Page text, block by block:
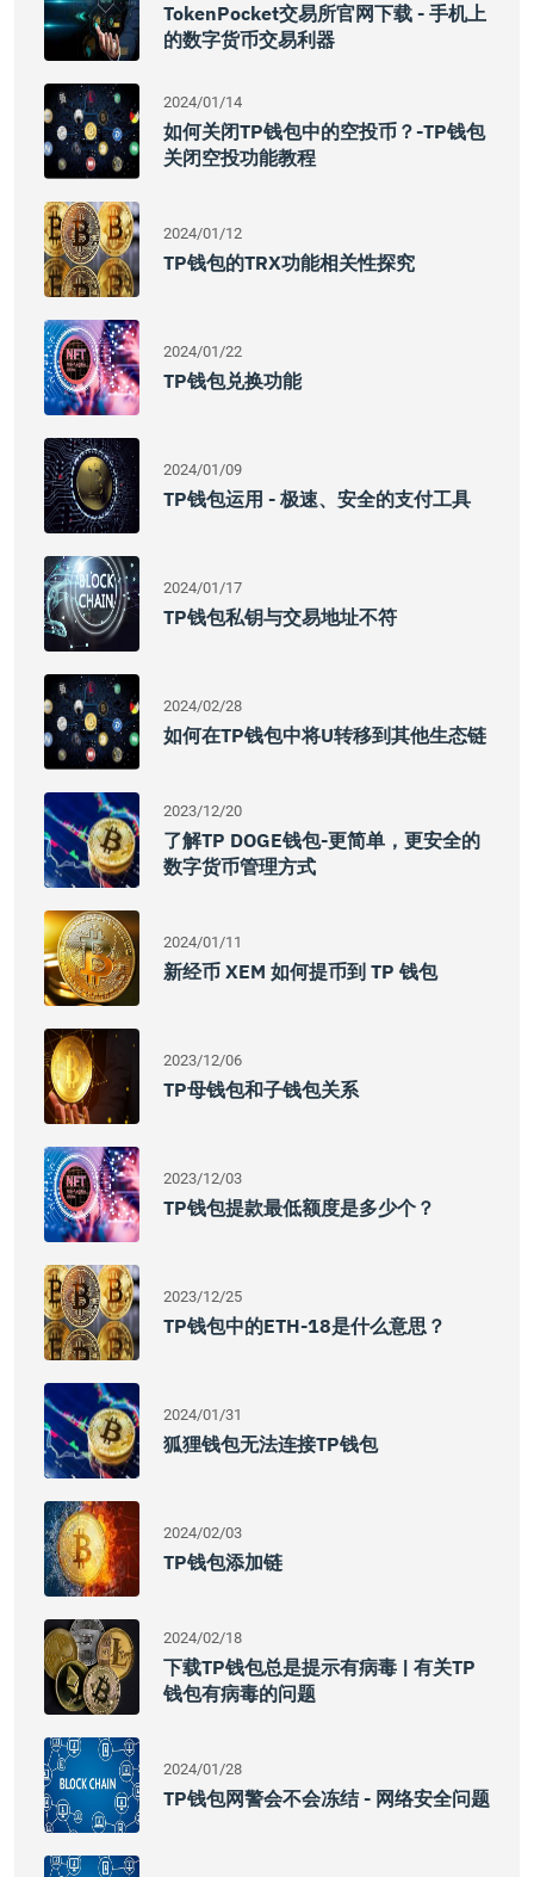
TokenPocket交易所官网下载 - 手机上
的数字货币交易利器
2024/01/14
如何关闭TP钱包中的空投币？-TP钱包
关闭空投功能教程
2024/01/12
TP钱包的TRX功能相关性探究
2024/01/22
TP钱包兑换功能
2024/01/09
TP钱包运用 - 极速、安全的支付工具
2024/01/17
TP钱包私钥与交易地址不符
2024/02/28
如何在TP钱包中将U转移到其他生态链
2023/12/20
了解TP DOGE钱包-更简单，更安全的
数字货币管理方式
2024/01/11
新经币 XEM 如何提币到 TP 钱包
2023/12/06
TP母钱包和子钱包关系
2023/12/03
TP钱包提款最低额度是多少个？
2023/12/25
TP钱包中的ETH-18是什么意思？
2024/01/31
狐狸钱包无法连接TP钱包
2024/02/03
TP钱包添加链
2024/02/18
下载TP钱包总是提示有病毒 | 有关TP
钱包有病毒的问题
2024/01/28
TP钱包网警会不会冻结 - 网络安全问题